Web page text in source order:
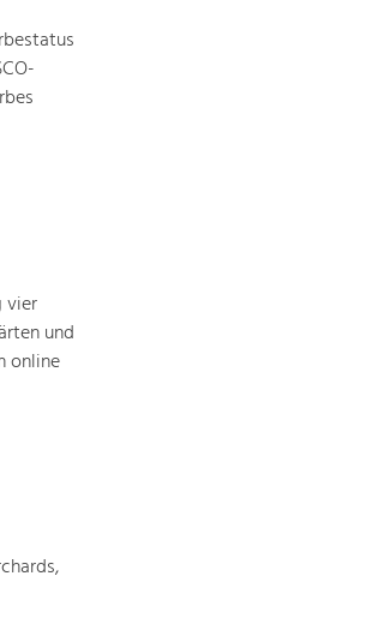
vier
und
online